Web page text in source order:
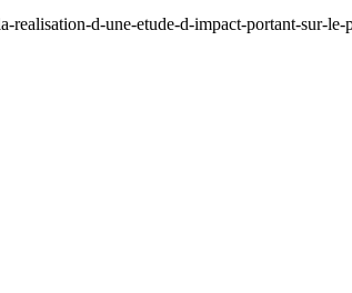
d-une-etude-d-impact-portant-sur-